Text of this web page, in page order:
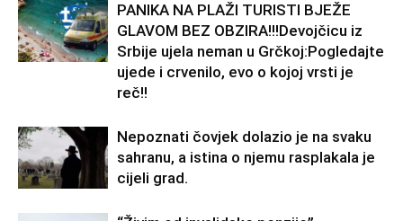
PANIKA NA PLAŽI TURISTI BJEŽE
GLAVOM BEZ OBZIRA!!!Devojčicu iz
Srbije ujela neman u Grčkoj:Pogledajte
ujede i crvenilo, evo o kojoj vrsti je
reč!!
Nepoznati čovjek dolazio je na svaku
sahranu, a istina o njemu rasplakala je
cijeli grad.